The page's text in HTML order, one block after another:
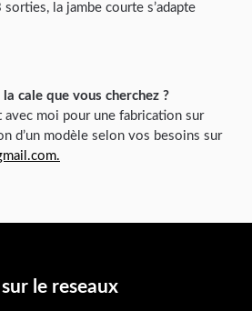
la jambe courte s’adapte
cale que vous cherchez ?
avec moi pour une fabrication sur
d’un modèle selon vos besoins sur
le reseaux